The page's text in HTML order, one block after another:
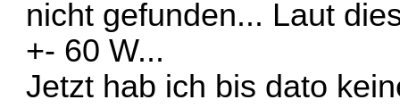
nicht gefunden... Laut
+- 60 W...
Jetzt hab ich bis dato